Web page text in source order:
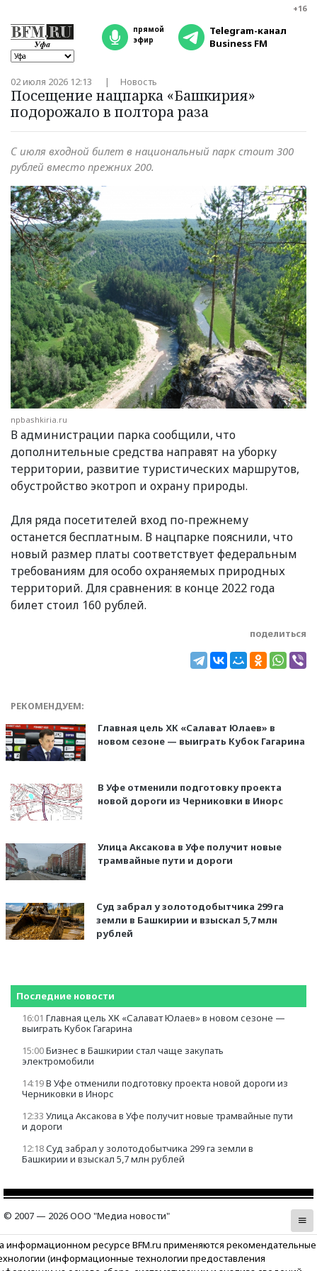
+16
прямой
эфир
Telegram-канал
Business FM
02 июля 2026 12:13 Новость
Посещение нацпарка «Башкирия»
подорожало в полтора раза
С июля входной билет в национальный парк стоит 300
рублей вместо прежних 200.
npbashkiria.ru
В администрации парка сообщили, что
дополнительные средства направят на уборку
территории, развитие туристических маршрутов,
обустройство экотроп и охрану природы.
Для ряда посетителей вход по-прежнему
останется бесплатным. В нацпарке пояснили, что
новый размер платы соответствует федеральным
требованиям для особо охраняемых природных
территорий. Для сравнения: в конце 2022 года
билет стоил 160 рублей.
поделиться
РЕКОМЕНДУЕМ:
Главная цель ХК «Салават Юлаев» в
новом сезоне — выиграть Кубок Гагарина
В Уфе отменили подготовку проекта
новой дороги из Черниковки в Инорс
Улица Аксакова в Уфе получит новые
трамвайные пути и дороги
Суд забрал у золотодобытчика 299 га
земли в Башкирии и взыскал 5,7 млн
рублей
Последние новости
16:01 Главная цель ХК «Салават Юлаев» в новом сезоне —
выиграть Кубок Гагарина
15:00Бизнес в Башкирии стал чаще закупать
электромобили
14:19В Уфе отменили подготовку проекта новой дороги из
Черниковки в Инорс
12:33 Улица Аксакова в Уфе получит новые трамвайные пути
и дороги
12:18Суд забрал у золотодобытчика 299 га земли в
Башкирии и взыскал 5,7 млн рублей
© 2007 — 2026 ООО "Медиа новости"
информационном ресурсе BFM.ru применяются рекомендательные
(информационные технологии предоставления